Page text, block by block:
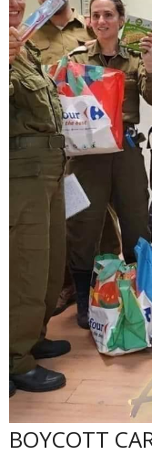
BOYCOTT